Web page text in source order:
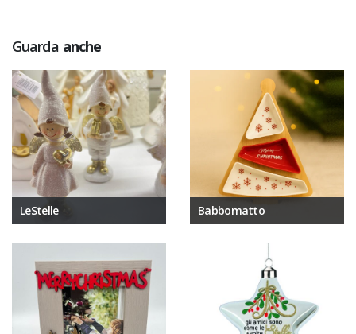
Guarda anche
LeStelle Babbomatto